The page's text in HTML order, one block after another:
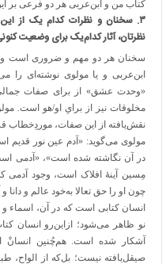
کتاب من و ابن‌عربی هر دو فرعی بر
۳.سخنان و نظرات کدام یک از این
نظرتان، آثار کدام‌یک برای وضعیت
سخنان هر دو مهم و ضروری است و
ابن‌عربی و یا مولوی نوشته‌ای را
«وحدت عشق» از برای صفات
مخلوقات نیز از برایِ او/هو است.
نقش‌یافته از این صفات، موردِخطاب
مولوی می‌گوید: «آدم عین نور
در آن نگاشته شده است»، «آدمی
مِسین آینهٔ افلاک است، وجود آدمی
چون او را حق تعالا به‌خود عالم و دانا
انسان کتابی است که در آن، اسماء
نو ظاهر می‌شود؛ ازاین‌رو انسان
آشکار شده است. هم‌چُنین انسانْ
صیقل‌یافته نیست؛ بل‌که از